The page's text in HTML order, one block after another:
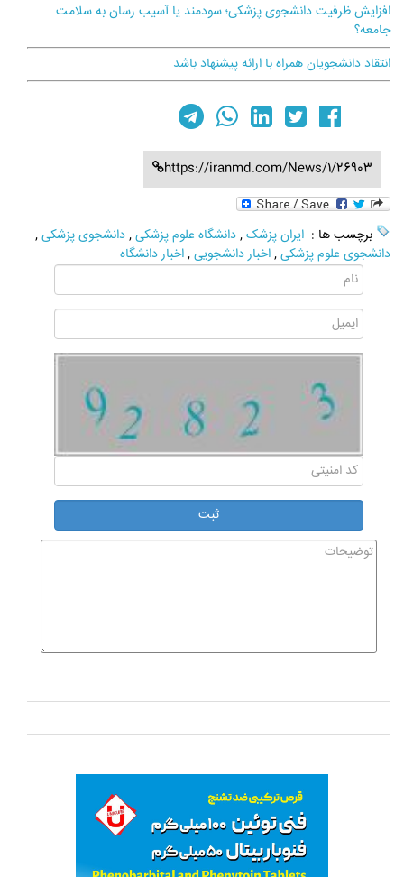
افزایش ظرفیت دانشجوی پزشکی؛ سودمند یا آسیب رسان به سلامت
جامعه؟
انتقاد دانشجویان همراه با ارائه پیشنهاد باشد
https://iranmd.com/News/1/26903
برچسب ها : ایران پزشک,دانشگاه علوم پزشکی,دانشجوی پزشکی,
دانشجوی علوم پزشکی,اخبار دانشجویی,اخبار دانشگاه